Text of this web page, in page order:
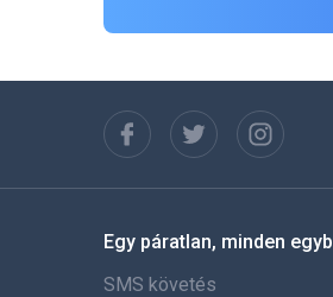
Egy páratlan, minden
SMS követés